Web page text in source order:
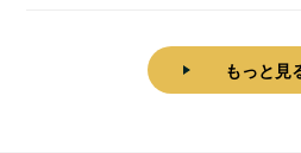
もっと見